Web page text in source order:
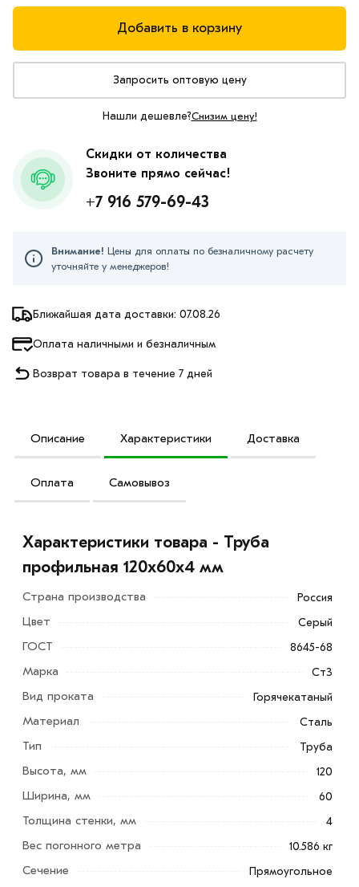
Ближайшая дата доставки: 07.08.26
Оплата наличными и безналичным
Возврат товара в течение 7 дней
Добавить в корзину
Запросить оптовую цену
Нашли дешевле?Снизим цену!
Скидки от количества
Звоните прямо сейчас!
+7 916 579-69-43
Внимание! Цены для оплаты по безналичному расчету
уточняйте у менеджеров!
Описание Характеристики Доставка
Оплата Самовывоз
Труба профильная 120х60х4 мм идеально подходит
для использования в строительстве крупных
металлоконструкций, элементов инфраструктуры, а
Характеристики товара - Труба
профильная 120х60х4 мм
Страна производства Россия
Цвет Серый
ГОСТ 8645-68
Марка Ст3
Вид проката Горячекатаный
Материал Сталь
Тип Труба
Высота, мм 120
Ширина, мм 60
Толщина стенки, мм 4
Вес погонного метра 10.586 кг
Сечение Прямоугольное